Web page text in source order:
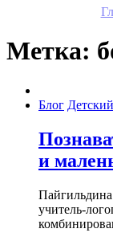
Метка:
Блог
и
учитель-